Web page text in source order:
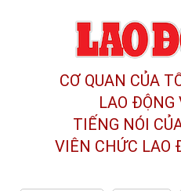
CƠ QUAN CỦA
LAO
TIẾNG NÓI
VIÊN CHỨC LAO